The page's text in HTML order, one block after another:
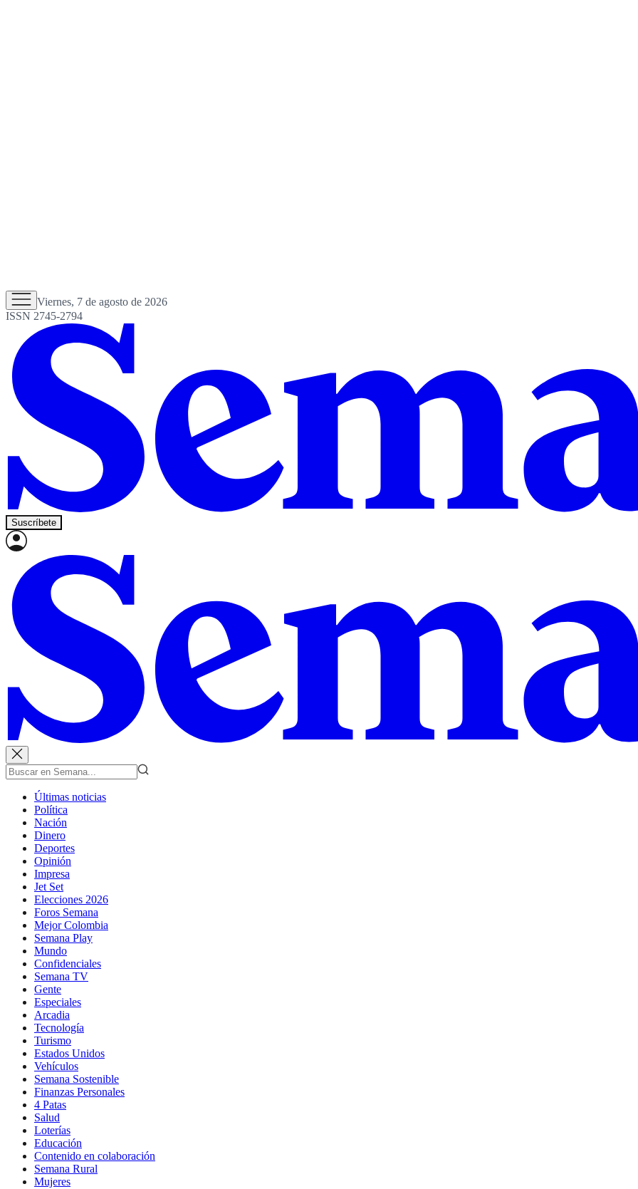
Viernes, 7 de agosto de 2026
ISSN 2745-2794
Suscríbete
Últimas noticias
Política
Nación
Dinero
Deportes
Opinión
Impresa
Jet Set
Elecciones 2026
Foros Semana
Mejor Colombia
Semana Play
Mundo
Confidenciales
Semana TV
Gente
Especiales
Arcadia
Tecnología
Turismo
Estados Unidos
Vehículos
Semana Sostenible
Finanzas Personales
4 Patas
Salud
Loterías
Educación
Contenido en colaboración
Semana Rural
Mujeres